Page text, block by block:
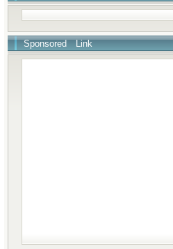
Sponsored Link